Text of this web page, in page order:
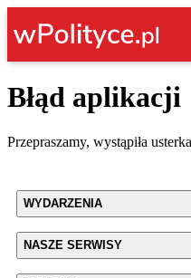
Błąd aplikacji
Przepraszamy, wystąpiła
WYDARZENIA
NASZE SERWISY